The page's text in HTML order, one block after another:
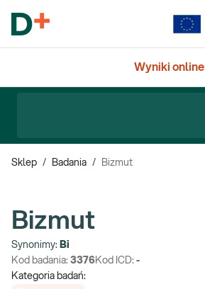
Wyniki online
Sklep / Badania / Bizmut
Bizmut
Synonimy: Bi
Kod badania: 3376Kod ICD: -
Kategoria badań: